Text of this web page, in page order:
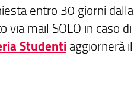
entro 30 giorni
mail SOLO in caso
Studentiaggiornerà